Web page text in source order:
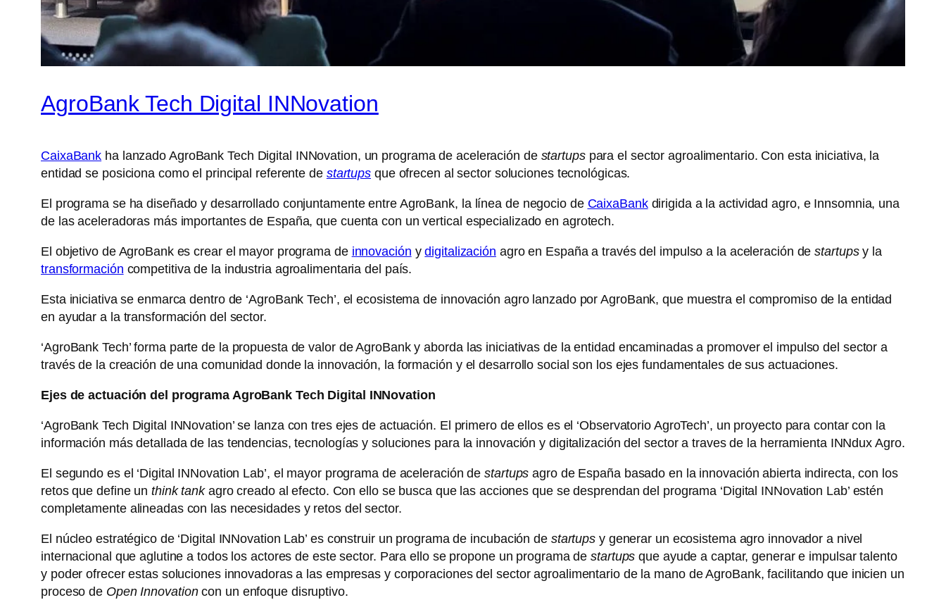
AgroBank Tech Digital INNovation
CaixaBank ha lanzado AgroBank Tech Digital INNovation, un programa de aceleración de startupspara el sector agroalimentario. Con esta iniciativa, la
entidad se posiciona como el principal referente de startups que ofrecen al sector soluciones tecnológicas.
El programa se ha diseñado y desarrollado conjuntamente entre AgroBank, la línea de negocio de CaixaBankdirigida a la actividad agro, e Innsomnia, una
de las aceleradoras más importantes de España, que cuenta con un vertical especializado en agrotech.
El objetivo de AgroBank es crear el mayor programa de innovación ydigitalización agro en España a través del impulso a la aceleración destartupsy la
transformación competitiva de la industria agroalimentaria del país.
Esta iniciativa se enmarca dentro de ‘AgroBank Tech’, el ecosistema de innovación agro lanzado por AgroBank, que muestra el compromiso de la entidad
en ayudar a la transformación del sector.
‘AgroBank Tech’ forma parte de la propuesta de valor de AgroBank y aborda las iniciativas de la entidad encaminadas a promover el impulso del sector a
través de la creación de una comunidad donde la innovación, la formación y el desarrollo social son los ejes fundamentales de sus actuaciones.
Ejes de actuación del programa AgroBank Tech Digital INNovation
‘AgroBank Tech Digital INNovation’ se lanza con tres ejes de actuación. El primero de ellos es el ‘Observatorio AgroTech’, un proyecto para contar con la
información más detallada de las tendencias, tecnologías y soluciones para la innovación y digitalización del sector a traves de la herramienta INNdux Agro.
El segundo es el ‘Digital INNovation Lab’, el mayor programa de aceleración destartups agro de España basado en la innovación abierta indirecta, con los
retos que define un think tankagro creado al efecto. Con ello se busca que las acciones que se desprendan del programa ‘Digital INNovation Lab’ estén
completamente alineadas con las necesidades y retos del sector.
El núcleo estratégico de ‘Digital INNovation Lab’ es construir un programa de incubación de startups y generar un ecosistema agro innovador a nivel
internacional que aglutine a todos los actores de este sector. Para ello se propone un programa destartups que ayude a captar, generar e impulsar talento
y poder ofrecer estas soluciones innovadoras a las empresas y corporaciones del sector agroalimentario de la mano de AgroBank, facilitando que inicien un
proceso de Open Innovationcon un enfoque disruptivo.